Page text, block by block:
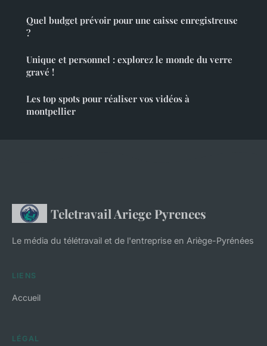
Quel budget prévoir pour une caisse enregistreuse
?
Unique et personnel : explorez le monde du verre
gravé !
Les top spots pour réaliser vos vidéos à
montpellier
Teletravail Ariege Pyrenees
Le média du télétravail et de l'entreprise en Ariège-Pyrénées
LIENS
Accueil
LÉGAL